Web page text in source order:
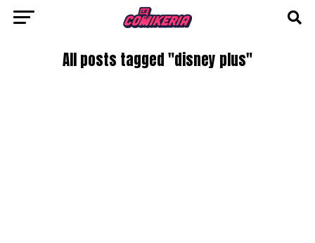
All posts tagged "disney plus"